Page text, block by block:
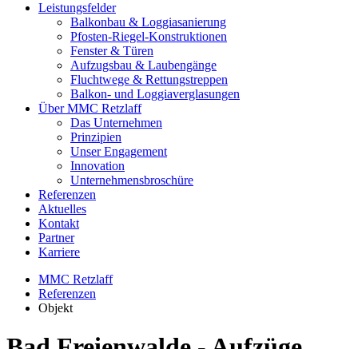
Leistungsfelder
Balkonbau & Loggiasanierung
Pfosten-Riegel-Konstruktionen
Fenster & Türen
Aufzugsbau & Laubengänge
Fluchtwege & Rettungstreppen
Balkon- und Loggiaverglasungen
Über MMC Retzlaff
Das Unternehmen
Prinzipien
Unser Engagement
Innovation
Unternehmensbroschüre
Referenzen
Aktuelles
Kontakt
Partner
Karriere
MMC Retzlaff
Referenzen
Objekt